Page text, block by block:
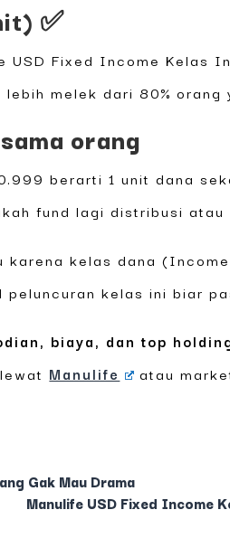
✅
Fixed Income Kelas
melek dari 80%
orang
berarti 1 unit dana
fund lagi distribusi atau
karena kelas dana
kelas ini biar
biaya, dan top
Manulife atau
Gak Mau Drama
Manulife USD Fixed Income